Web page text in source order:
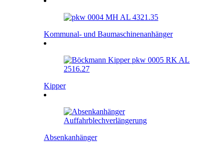
Kommunal- und Baumaschinenanhänger
Kipper
Absenkanhänger